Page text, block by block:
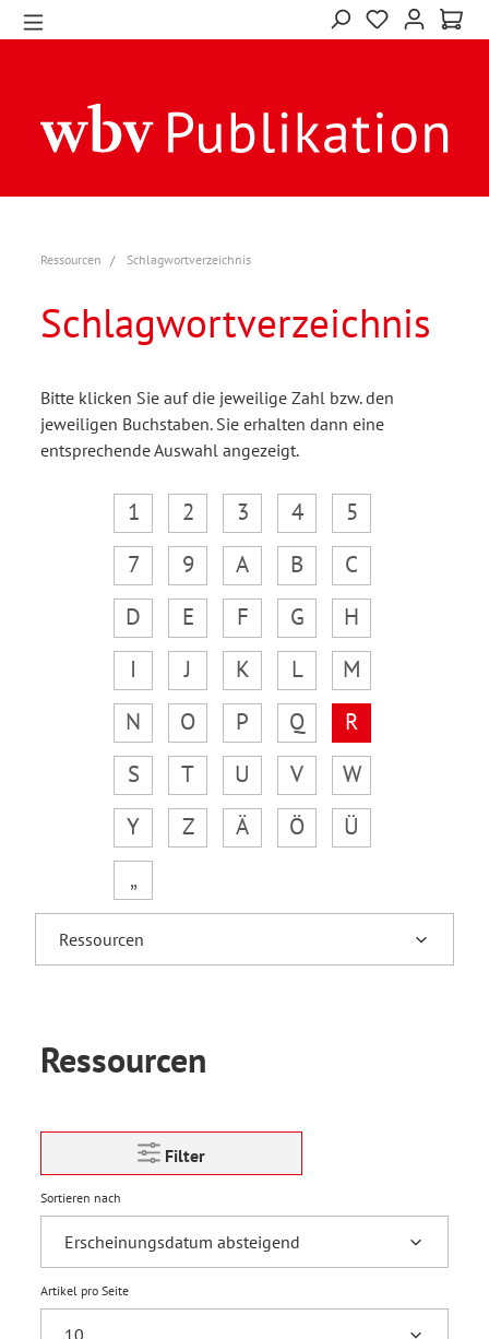
Ressourcen Schlagwortverzeichnis
Schlagwortverzeichnis
Bitte klicken Sie auf die jeweilige Zahl bzw. den
jeweiligen Buchstaben. Sie erhalten dann eine
entsprechende Auswahl angezeigt.
1 2 3 4
5
7
9 A B
C
D
E F G
H
I
J K L
M
N
O P Q
R
S
T U V
W
Y
Z Ä Ö
Ü
„
Ressourcen
Filter
Sortieren nach
Artikel pro Seite